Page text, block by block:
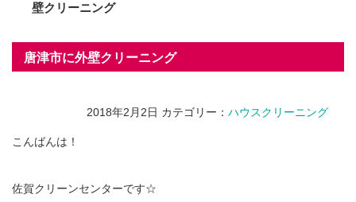
壁クリーニング
唐津市に外壁クリーニング
2018年2月2日 カテゴリー： ハウスクリーニング
こんばんは！
佐賀クリーンセンターです☆